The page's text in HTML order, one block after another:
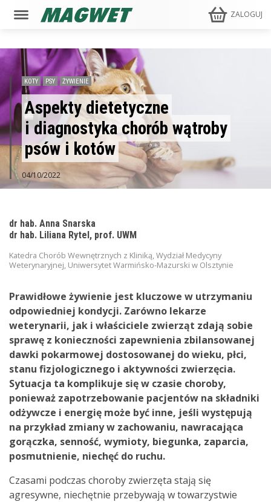
ZALOGUJ
KOTY PSY ŻYWIENIE
Aspekty dietetyczne
i diagnostyka chorób wątroby
psów i kotów
04/10/2022
dr hab. Anna Snarska
dr hab. Liliana Rytel, prof. UWM
Katedra Chorób Wewnętrznych z Kliniką, Wydział Medycyny
Weterynaryjnej, Uniwersytet Warmińsko-Mazurski w Olsztynie
Prawidłowe żywienie jest kluczowe w utrzymaniu
odpowiedniej kondycji. Zarówno lekarze
weterynarii, jak i właściciele zwierząt zdają sobie
sprawę z konieczności zapewnienia zbilansowanej
dawki pokarmowej dostosowanej do wieku, płci,
stanu fizjologicznego i aktywności zwierzęcia.
Sytuacja ta komplikuje się w czasie choroby,
ponieważ zapotrzebowanie pacjentów na składniki
odżywcze i energię może być inne, jeśli występują
na przykład zmiany w zachowaniu, nawracająca
gorączka, senność, wymioty, biegunka, zaparcia,
posmutnienie, niechęć do ruchu.
Czasami podczas choroby zwierzęta stają się
agresywne, niechętnie przebywają w towarzystwie